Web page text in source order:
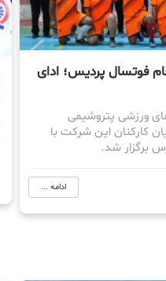
فوتسال پردیس؛ ادای
ورزشی پتروشیمی
کارکنان این شرکت با
برگزار شد.
ادامه ...